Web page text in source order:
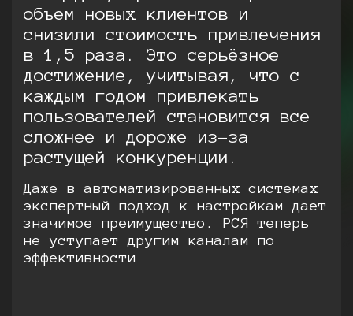
объем новых клиентов и
снизили стоимость привлечения
в 1,5 раза. Это серьёзное
достижение, учитывая, что с
каждым годом привлекать
пользователей становится все
сложнее и дороже из-за
растущей конкуренции.
Даже в автоматизированных системах
экспертный подход к настройкам дает
значимое преимущество. РСЯ теперь
не уступает другим каналам по
эффективности